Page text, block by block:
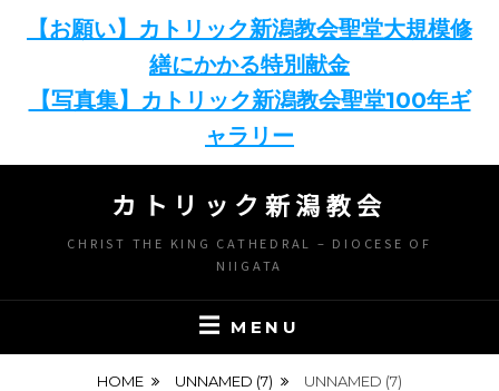
【お願い】カトリック新潟教会聖堂大規模修
繕にかかる特別献金
【写真集】カトリック新潟教会聖堂100年ギ
ャラリー
content
カトリック新潟教会
CHRIST THE KING CATHEDRAL – DIOCESE OF
NIIGATA
MENU
HOME UNNAMED (7) UNNAMED (7)